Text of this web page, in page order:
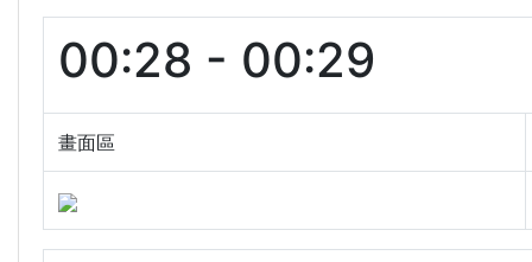
00:28 - 00:29
畫面區